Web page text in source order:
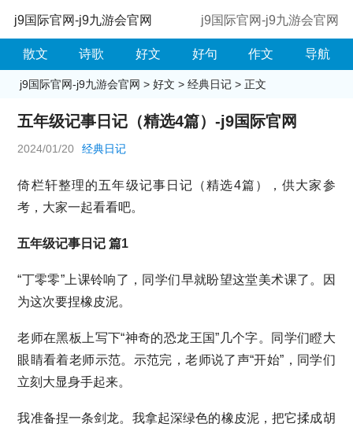
j9国际官网-j9九游会官网 j9国际官网-j9九游会官网
散文 诗歌 好文 好句 作文 导航
j9国际官网-j9九游会官网 > 好文 > 经典日记> 正文
五年级记事日记（精选4篇）-j9国际官网
2024/01/20 经典日记
倚栏轩整理的五年级记事日记（精选4篇），供大家参
考，大家一起看看吧。
五年级记事日记 篇1
“丁零零”上课铃响了，同学们早就盼望这堂美术课了。因
为这次要捏橡皮泥。
老师在黑板上写下“神奇的恐龙王国”几个字。同学们瞪大
眼睛看着老师示范。示范完，老师说了声“开始”，同学们
立刻大显身手起来。
我准备捏一条剑龙。我拿起深绿色的橡皮泥，把它揉成胡